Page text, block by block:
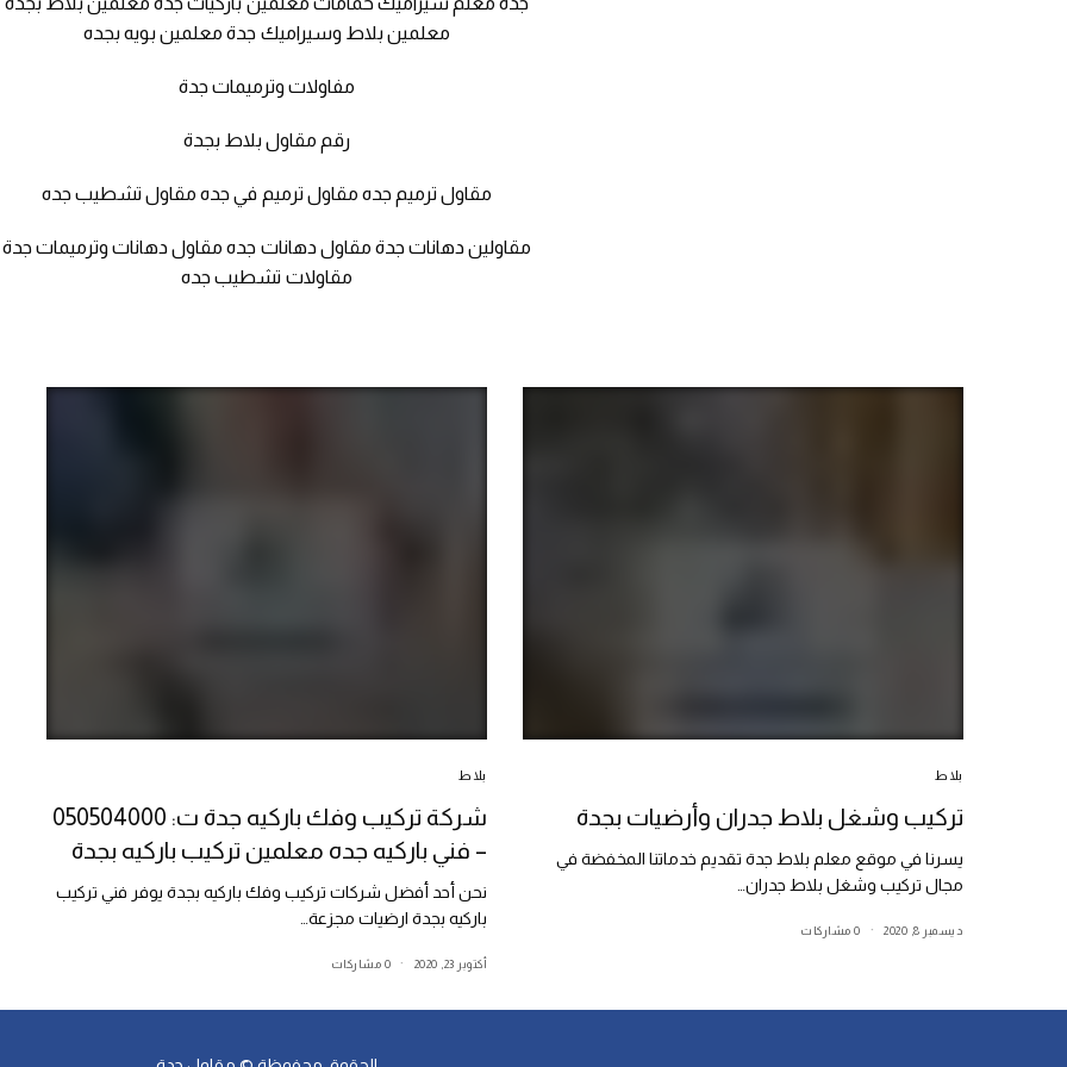
معلمين بلاط وسيراميك جدة معلمين بويه بجده
مفاولات وترميمات جدة
رقم مقاول بلاط بجدة
مقاول ترميم جده مقاول ترميم في جده مقاول تشطيب جده
مقاولين دهانات جدة مقاول دهانات جده مقاول دهانات وترميمات جدة
مقاولات تشطيب جده
بلاط
تركيب وشغل بلاط جدران وأرضيات بجدة
يسرنا في موقع معلم بلاط جدة تقديم خدماتنا المخفضة في
مجال تركيب وشغل بلاط جدران…
ديسمبر 8, 2020 0 مشاركات
بلاط
شركة تركيب وفك باركيه جدة ت: 050504000
– فني باركيه جده معلمين تركيب باركيه بجدة
نحن أحد أفضل شركات تركيب وفك باركيه بجدة يوفر فني تركيب
باركيه بجدة ارضيات مجزعة…
أكتوبر 23, 2020 0 مشاركات